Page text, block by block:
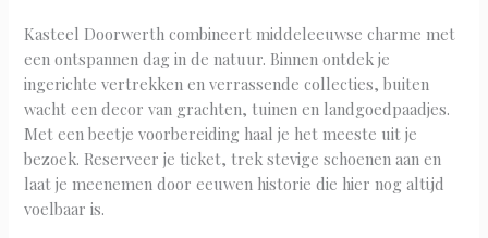
Kasteel Doorwerth combineert middeleeuwse charme met
een ontspannen dag in de natuur. Binnen ontdek je
ingerichte vertrekken en verrassende collecties, buiten
wacht een decor van grachten, tuinen en landgoedpaadjes.
Met een beetje voorbereiding haal je het meeste uit je
bezoek. Reserveer je ticket, trek stevige schoenen aan en
laat je meenemen door eeuwen historie die hier nog altijd
voelbaar is.